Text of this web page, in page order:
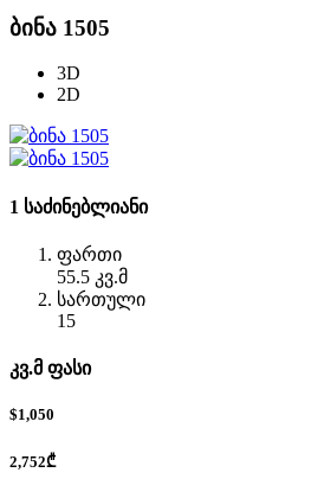
ბინა 1505
3D
2D
1 საძინებლიანი
ფართი
55.5 კვ.მ
სართული
15
კვ.მ ფასი
$1,050
2,752₾